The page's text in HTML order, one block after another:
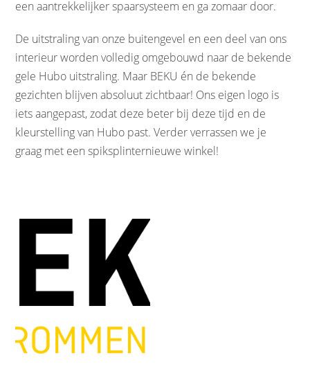
een aantrekkelijker spaarsysteem en ga zomaar door.
De uitstraling van onze buitengevel en een deel van ons
interieur worden volledig omgebouwd naar de bekende
gele Hubo uitstraling. Maar BEKU én de bekende
gezichten blijven absoluut zichtbaar! Ons eigen logo is
iets aangepast, zodat deze beter bij deze tijd en de
kleurstelling van Hubo past. Verder verrassen we je
graag met een spiksplinternieuwe winkel!